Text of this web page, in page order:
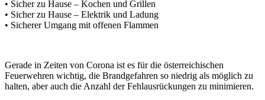
• Sicher zu Hause – Kochen und Grillen
• Sicher zu Hause – Elektrik und Ladung
• Sicherer Umgang mit offenen Flammen
Gerade in Zeiten von Corona ist es für die österreichischen
Feuerwehren wichtig, die Brandgefahren so niedrig als möglich zu
halten, aber auch die Anzahl der Fehlausrückungen zu minimieren.